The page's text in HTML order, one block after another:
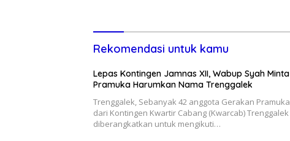
Rekomendasi untuk kamu
Lepas Kontingen Jamnas XII, Wabup Syah Minta
Pramuka Harumkan Nama Trenggalek
Trenggalek, Sebanyak 42 anggota Gerakan Pramuka
dari Kontingen Kwartir Cabang (Kwarcab) Trenggalek
diberangkatkan untuk mengikuti…